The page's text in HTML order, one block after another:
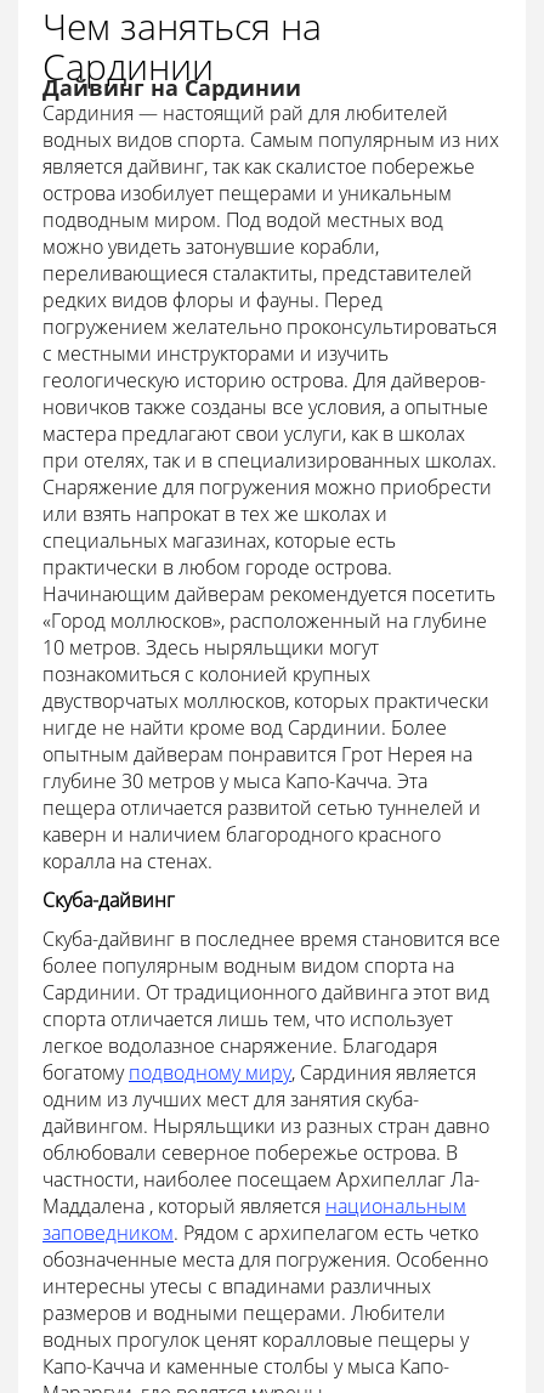
Чем заняться на
Сардинии
Дайвинг на Сардинии
Сардиния — настоящий рай для любителей
водных видов спорта. Самым популярным из них
является дайвинг, так как скалистое побережье
острова изобилует пещерами и уникальным
подводным миром. Под водой местных вод
можно увидеть затонувшие корабли,
переливающиеся сталактиты, представителей
редких видов флоры и фауны. Перед
погружением желательно проконсультироваться
с местными инструкторами и изучить
геологическую историю острова. Для дайверов-
новичков также созданы все условия, а опытные
мастера предлагают свои услуги, как в школах
при отелях, так и в специализированных школах.
Снаряжение для погружения можно приобрести
или взять напрокат в тех же школах и
специальных магазинах, которые есть
практически в любом городе острова.
Начинающим дайверам рекомендуется посетить
«Город моллюсков», расположенный на глубине
10 метров. Здесь ныряльщики могут
познакомиться с колонией крупных
двустворчатых моллюсков, которых практически
нигде не найти кроме вод Сардинии. Более
опытным дайверам понравится Грот Нерея на
глубине 30 метров у мыса Капо-Качча. Эта
пещера отличается развитой сетью туннелей и
каверн и наличием благородного красного
коралла на стенах.
Скуба-дайвинг
Скуба-дайвинг в последнее время становится все
более популярным водным видом спорта на
Сардинии. От традиционного дайвинга этот вид
спорта отличается лишь тем, что использует
легкое водолазное снаряжение. Благодаря
богатомуподводному миру, Сардиния является
одним из лучших мест для занятия скуба-
дайвингом. Ныряльщики из разных стран давно
облюбовали северное побережье острова. В
частности, наиболее посещаем Архипеллаг Ла-
Маддалена , который является национальным
заповедником. Рядом с архипелагом есть четко
обозначенные места для погружения. Особенно
интересны утесы с впадинами различных
размеров и водными пещерами. Любители
водных прогулок ценят коралловые пещеры у
Капо-Качча и каменные столбы у мыса Капо-